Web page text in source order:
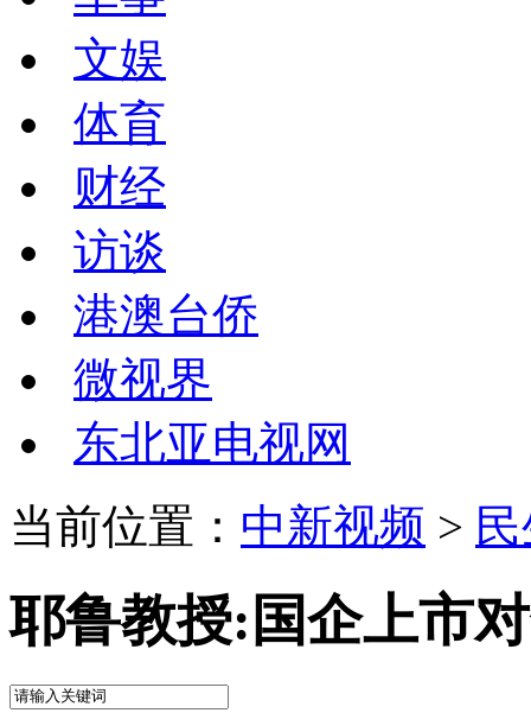
文娱
体育
财经
访谈
港澳台侨
微视界
东北亚电视网
当前位置： 中新视频 >
耶鲁教授:国企上市